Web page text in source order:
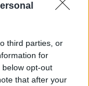
third parties, or
for
opt-out
that after your